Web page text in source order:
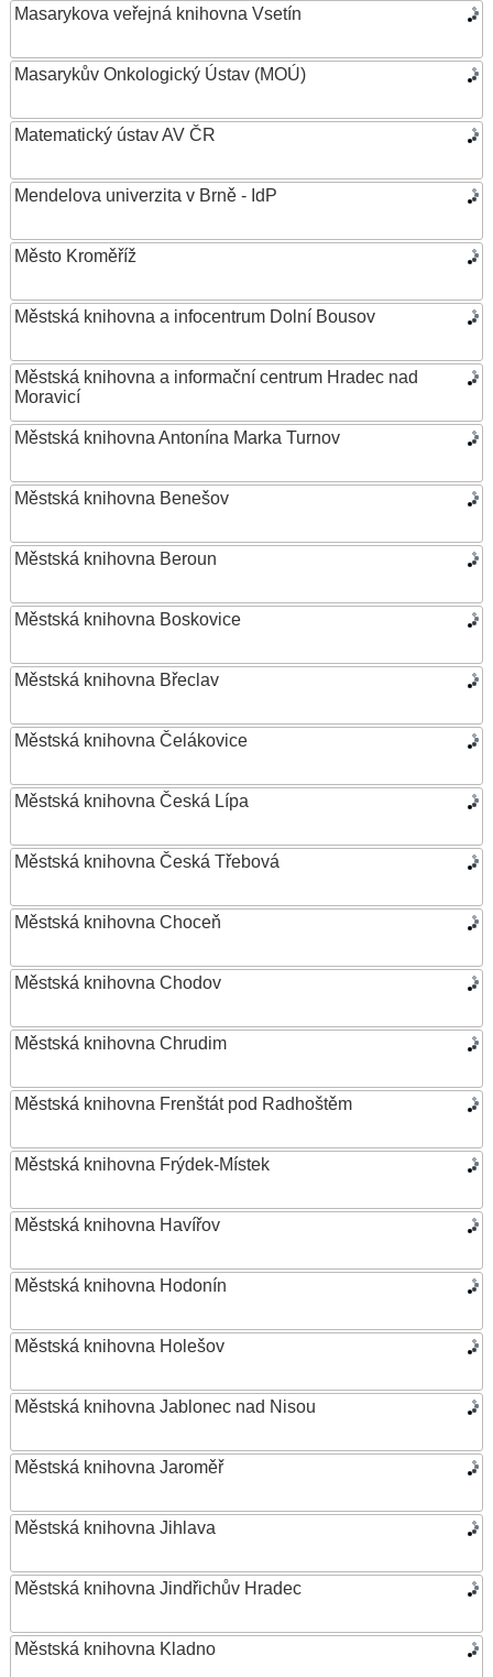
Masarykova veřejná knihovna Vsetín
Masarykův Onkologický Ústav (MOÚ)
Matematický ústav AV ČR
Mendelova univerzita v Brně - IdP
Město Kroměříž
Městská knihovna a infocentrum Dolní Bousov
Městská knihovna a informační centrum Hradec nad
Moravicí
Městská knihovna Antonína Marka Turnov
Městská knihovna Benešov
Městská knihovna Beroun
Městská knihovna Boskovice
Městská knihovna Břeclav
Městská knihovna Čelákovice
Městská knihovna Česká Lípa
Městská knihovna Česká Třebová
Městská knihovna Choceň
Městská knihovna Chodov
Městská knihovna Chrudim
Městská knihovna Frenštát pod Radhoštěm
Městská knihovna Frýdek-Místek
Městská knihovna Havířov
Městská knihovna Hodonín
Městská knihovna Holešov
Městská knihovna Jablonec nad Nisou
Městská knihovna Jaroměř
Městská knihovna Jihlava
Městská knihovna Jindřichův Hradec
Městská knihovna Kladno